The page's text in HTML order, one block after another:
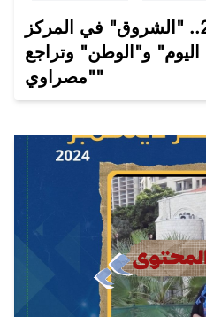
في ديسمبر 2024.. "الشروق" في المركز
و"الوطن" وتراجع
"مصراوي"